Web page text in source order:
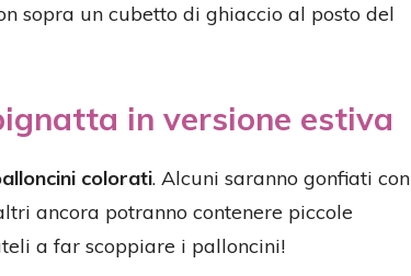
sopra un cubetto di ghiaccio al posto del
in versione estiva
colorati. Alcuni saranno gonfiati con
ancora potranno contenere piccole
a far scoppiare i palloncini!